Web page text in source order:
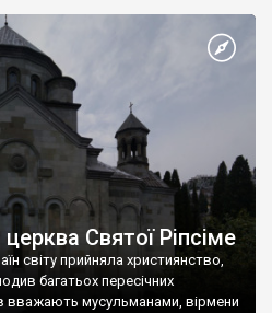
став Василем-християнином.
На честь Херсонесу Таврійського
Святої Ріпсіме
світу прийняла християнство,
багатьох пересічних
вважають мусульманами, вірмени